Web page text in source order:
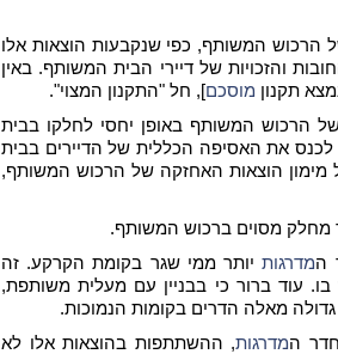
הרכוש המשותף, כפי שנקבעות הוצאות אלו
והזכויות של דיירי הבית המשותף. באין
תקנון מוסכם], חל "התקנון המצוי".
הרכוש המשותף באופן יחסי לחלקו בבית
לכנס את האסיפה הכללית של הדיירים בבית
מימון הוצאות האחזקה של הרכוש המשותף,
מחלק מסוים ברכוש המשותף.
המדרגותיותר ממי שגר בקומת הקרקע. זה
עוד ברור כי בבניין עם מעלית משותפת,
מאלה הדרים בקומות הנמוכות.
המדרגות, ההשתתפות בהוצאות אלו לא